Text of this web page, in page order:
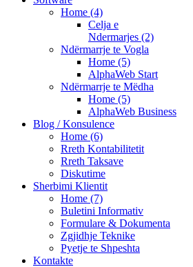
Home (4)
Celja e
Ndermarjes (2)
Ndërmarrje te Vogla
Home (5)
AlphaWeb Start
Ndërmarrje te Mëdha
Home (5)
AlphaWeb Business
Blog / Konsulence
Home (6)
Rreth Kontabilitetit
Rreth Taksave
Diskutime
Sherbimi Klientit
Home (7)
Buletini Informativ
Formulare & Dokumenta
Zgjidhje Teknike
Pyetje te Shpeshta
Kontakte